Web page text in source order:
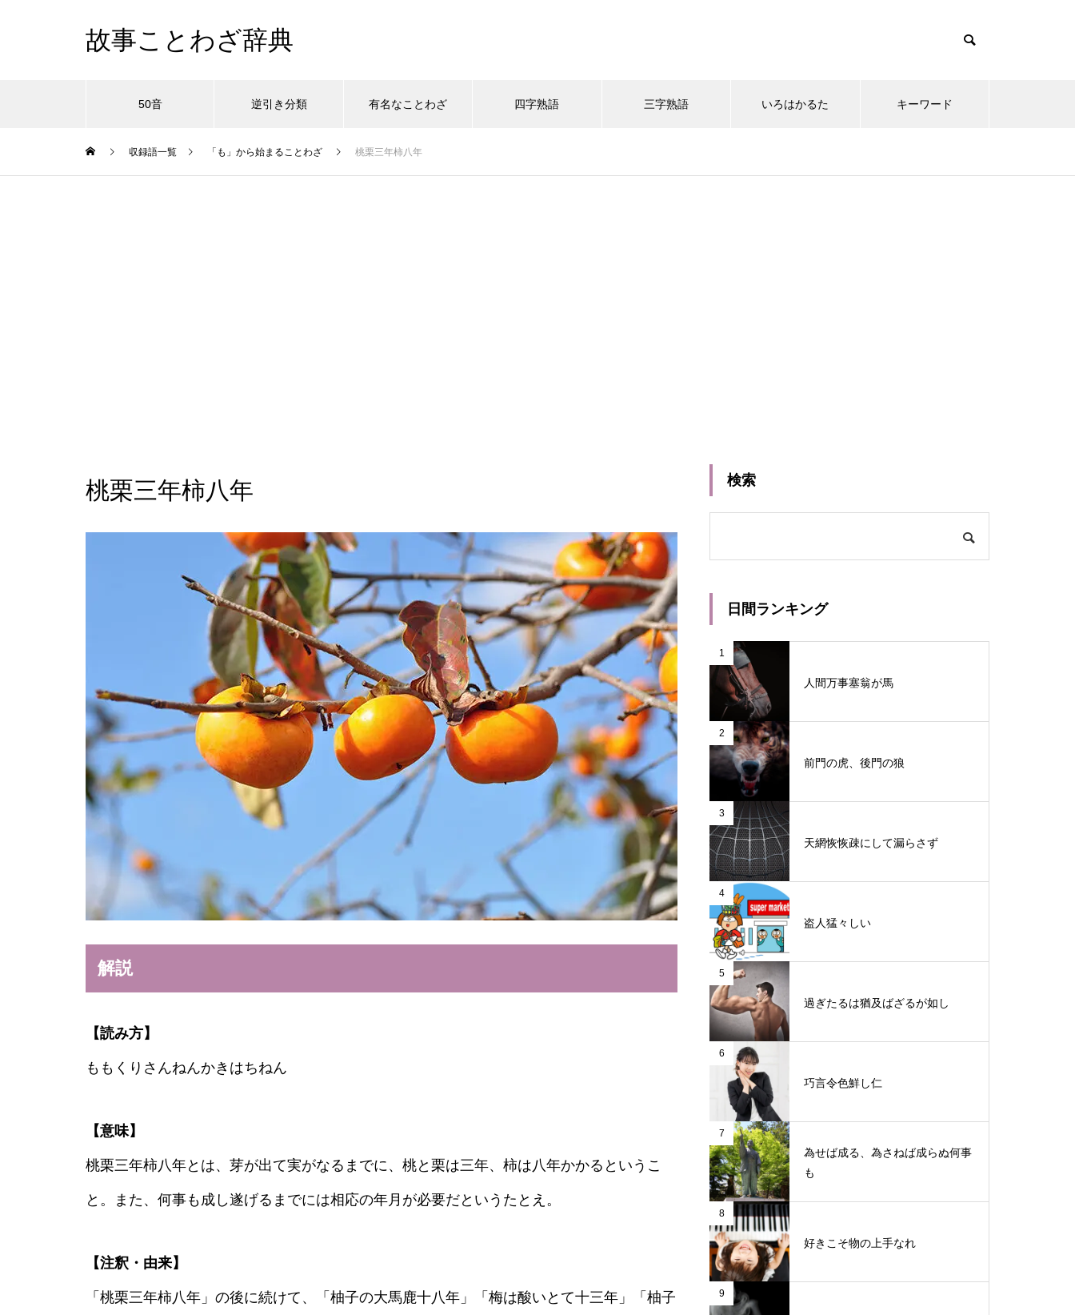
故事ことわざ辞典
50音 逆引き分類 有名なことわざ 四字熟語 三字熟語 いろはかるた キーワード
収録語一覧 「も」から始まることわざ 桃栗三年柿八年
桃栗三年柿八年
解説
【読み方】
ももくりさんねんかきはちねん
【意味】
桃栗三年柿八年とは、芽が出て実がなるまでに、桃と栗は三年、柿は八年かかるというこ
と。また、何事も成し遂げるまでには相応の年月が必要だというたとえ。
【注釈・由来】
「桃栗三年柿八年」の後に続けて、「柚子の大馬鹿十八年」「梅は酸いとて十三年」「柚子
検索
日間ランキング
1
人間万事塞翁が馬
2
前門の虎、後門の狼
3
天網恢恢疎にして漏らさず
4
盗人猛々しい
5
過ぎたるは猶及ばざるが如し
6
巧言令色鮮し仁
7
為せば成る、為さねば成らぬ何事
も
8
好きこそ物の上手なれ
9